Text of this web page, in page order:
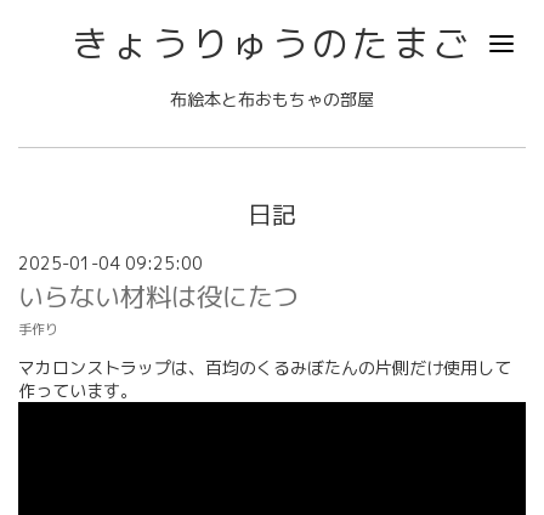
きょうりゅうのたまご
布絵本と布おもちゃの部屋
日記
2025-01-04 09:25:00
いらない材料は役にたつ
手作り
マカロンストラップは、百均のくるみぼたんの片側だけ使用して
作っています。